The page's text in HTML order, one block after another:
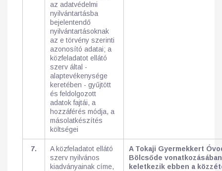
az adatvédelmi
nyilvántartásba
bejelentendő
nyilvántartásoknak
az e törvény szerinti
azonosító adatai; a
közfeladatot ellátó
szerv által -
alaptevékenysége
keretében - gyűjtött
és feldolgozott
adatok fajtái, a
hozzáférés módja, a
másolatkészítés
költségei
7.
A közfeladatot ellátó
szerv nyilvános
kiadványainak címe,
A Tokaji Gyermekkert
Bölcsőde
keletkezik ebben a